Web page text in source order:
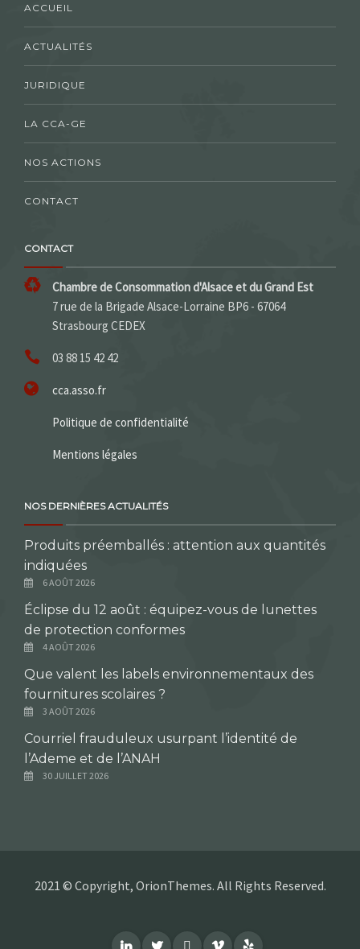
ACCUEIL
ACTUALITÉS
JURIDIQUE
LA CCA-GE
NOS ACTIONS
CONTACT
CONTACT
Chambre de Consommation d'Alsace et du Grand Est
7 rue de la Brigade Alsace-Lorraine BP6 - 67064
Strasbourg CEDEX
03 88 15 42 42
cca.asso.fr
Politique de confidentialité
Mentions légales
NOS DERNIÈRES ACTUALITÉS
Produits préemballés : attention aux quantités
indiquées
6 AOÛT 2026
Éclipse du 12 août : équipez-vous de lunettes
de protection conformes
4 AOÛT 2026
Que valent les labels environnementaux des
fournitures scolaires ?
3 AOÛT 2026
Courriel frauduleux usurpant l’identité de
l’Ademe et de l’ANAH
30 JUILLET 2026
2021 © Copyright, OrionThemes. All Rights Reserved.